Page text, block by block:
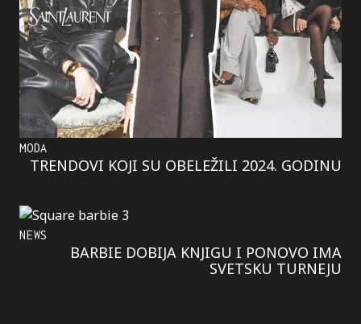
MODA
TRENDOVI KOJI SU OBELEŽILI 2024. GODINU
NEWS
BARBIE DOBIJA KNJIGU I PONOVO IMA
SVETSKU TURNEJU